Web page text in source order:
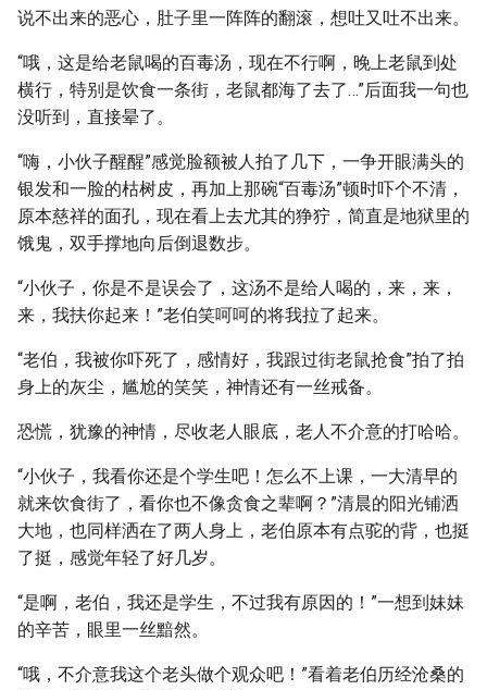
说不出来的恶心，肚子里一阵阵的翻滚，想吐又吐不出来。
“哦，这是给老鼠喝的百毒汤，现在不行啊，晚上老鼠到处
横行，特别是饮食一条街，老鼠都海了去了…”后面我一句也
没听到，直接晕了。
“嗨，小伙子醒醒”感觉脸额被人拍了几下，一争开眼满头的
银发和一脸的枯树皮，再加上那碗“百毒汤”顿时吓个不清，
原本慈祥的面孔，现在看上去尤其的狰狞，简直是地狱里的
饿鬼，双手撑地向后倒退数步。
“小伙子，你是不是误会了，这汤不是给人喝的，来，来，
来，我扶你起来！”老伯笑呵呵的将我拉了起来。
“老伯，我被你吓死了，感情好，我跟过街老鼠抢食”拍了拍
身上的灰尘，尴尬的笑笑，神情还有一丝戒备。
恐慌，犹豫的神情，尽收老人眼底，老人不介意的打哈哈。
“小伙子，我看你还是个学生吧！怎么不上课，一大清早的
就来饮食街了，看你也不像贪食之辈啊？”清晨的阳光铺洒
大地，也同样洒在了两人身上，老伯原本有点驼的背，也挺
了挺，感觉年轻了好几岁。
“是啊，老伯，我还是学生，不过我有原因的！”一想到妹妹
的辛苦，眼里一丝黯然。
“哦，不介意我这个老头做个观众吧！”看着老伯历经沧桑的